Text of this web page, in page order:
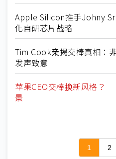
Apple Silicon推手Johny
化自研芯片战略
Tim Cook亲揭交棒真相：
发声致意
苹果CEO交棒换新风格？
景
1 2